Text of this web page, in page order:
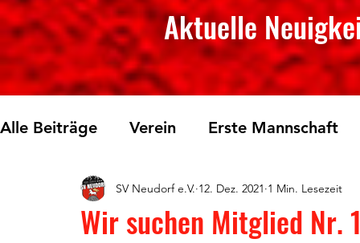
Aktuelle
Alle Beiträge Verein Erste Mannschaft
Skilanglauf Fichtelberglauf
Wir suchen Mitglied Nr.
SV Neudorf e.V. 12. Dez. 2021 1 Min. Lesezeit